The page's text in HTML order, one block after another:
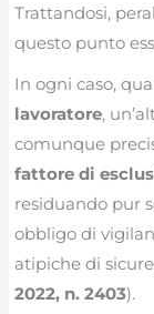
Trattandosi,
questo punto
In ogni caso,
lavoratore,
comunque
fattore di
residuando pur
obbligo di
atipiche di
2022, n. 2403).